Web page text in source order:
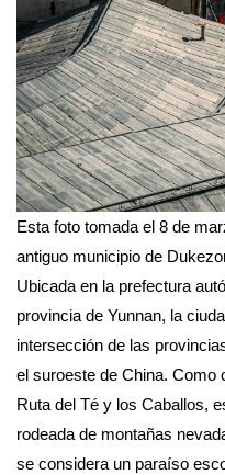
Esta foto tomada el 8 de
antiguo municipio de
Ubicada en la prefectura
provincia de Yunnan, la
intersección de las
el suroeste de China. Como
Ruta del Té y los Caballos,
rodeada de montañas
se considera un paraíso